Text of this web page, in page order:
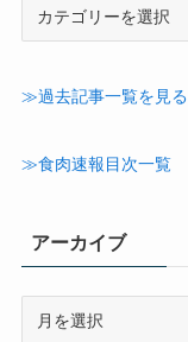
ゴ
ー
≫過去記事一覧を見る
≫食肉速報目次一覧
アーカイブ